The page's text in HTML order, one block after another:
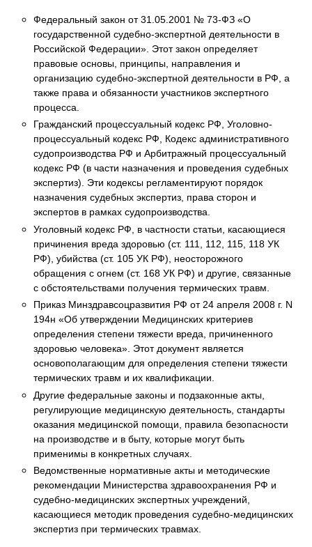
Федеральный закон от 31.05.2001 № 73-ФЗ «О
государственной судебно-экспертной деятельности в
Российской Федерации». Этот закон определяет
правовые основы, принципы, направления и
организацию судебно-экспертной деятельности в РФ, а
также права и обязанности участников экспертного
процесса.
Гражданский процессуальный кодекс РФ, Уголовно-
процессуальный кодекс РФ, Кодекс административного
судопроизводства РФ и Арбитражный процессуальный
кодекс РФ (в части назначения и проведения судебных
экспертиз). Эти кодексы регламентируют порядок
назначения судебных экспертиз, права сторон и
экспертов в рамках судопроизводства.
Уголовный кодекс РФ, в частности статьи, касающиеся
причинения вреда здоровью (ст. 111, 112, 115, 118 УК
РФ), убийства (ст. 105 УК РФ), неосторожного
обращения с огнем (ст. 168 УК РФ) и другие, связанные
с обстоятельствами получения термических травм.
Приказ Минздравсоцразвития РФ от 24 апреля 2008 г. N
194н «Об утверждении Медицинских критериев
определения степени тяжести вреда, причиненного
здоровью человека». Этот документ является
основополагающим для определения степени тяжести
термических травм и их квалификации.
Другие федеральные законы и подзаконные акты,
регулирующие медицинскую деятельность, стандарты
оказания медицинской помощи, правила безопасности
на производстве и в быту, которые могут быть
применимы в конкретных случаях.
Ведомственные нормативные акты и методические
рекомендации Министерства здравоохранения РФ и
судебно-медицинских экспертных учреждений,
касающиеся методик проведения судебно-медицинских
экспертиз при термических травмах.